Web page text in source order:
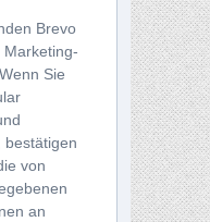
Brevo
Sie
bestätigen
von
an